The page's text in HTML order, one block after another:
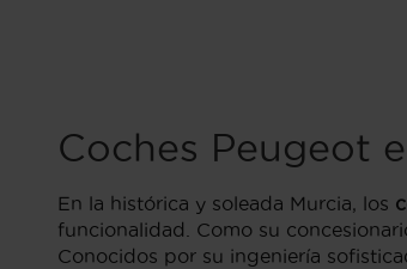
Coches Peugeot
En la histórica y soleada Murcia, los
funcionalidad. Como su
Conocidos por su ingeniería